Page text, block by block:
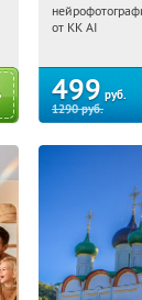
Россия
от KK AI
499 руб.
1290руб.